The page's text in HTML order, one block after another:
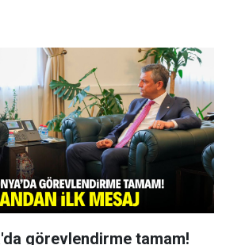
görevlendirme tamam!